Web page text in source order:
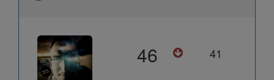
46 41